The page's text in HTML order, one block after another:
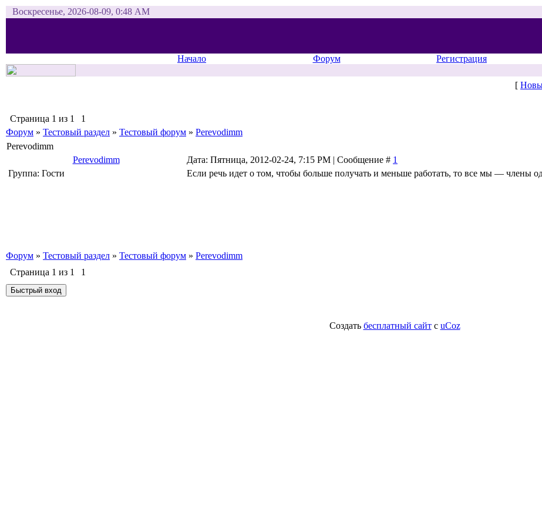
Воскресенье, 2026-08-09, 0:48 AM
Начало Форум Регистрация
[
Страница 1 из 1
1
Форум » Тестовый раздел » Тестовый форум » Perevodimm
Perevodimm
Perevodimm
Дата: Пятница, 2012-02-24, 7:15 PM | Сообщение # 1
Группа: Гости
Если речь идет о том, чтобы больше получать и меньше работать, то все мы — члены
Форум » Тестовый раздел » Тестовый форум » Perevodimm
Страница 1 из 1
1
Создать бесплатный сайтс uCoz